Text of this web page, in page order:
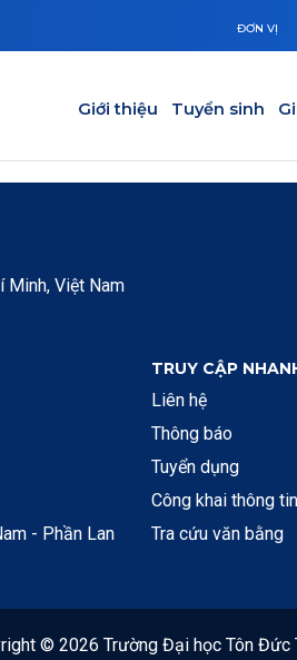
ĐƠN VỊ
Giới thiệu Tuyển sinh
Minh, Việt Nam
- Phần Lan
TRUY CẬP
Liên hệ
Thông báo
Tuyển dụng
Công khai thông tin
Tra cứu văn bằng
© 2026 Trường Đại học Tôn Đức